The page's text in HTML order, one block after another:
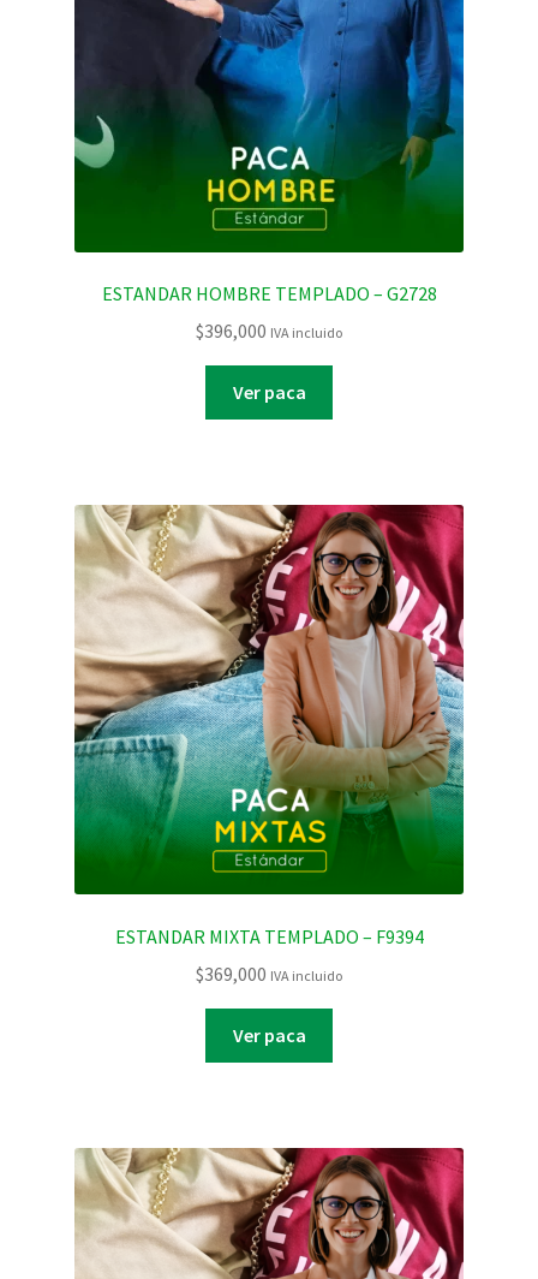
ESTANDAR HOMBRE TEMPLADO – G2728
$396,000 IVA incluido
Ver paca
ESTANDAR MIXTA TEMPLADO – F9394
$369,000 IVA incluido
Ver paca